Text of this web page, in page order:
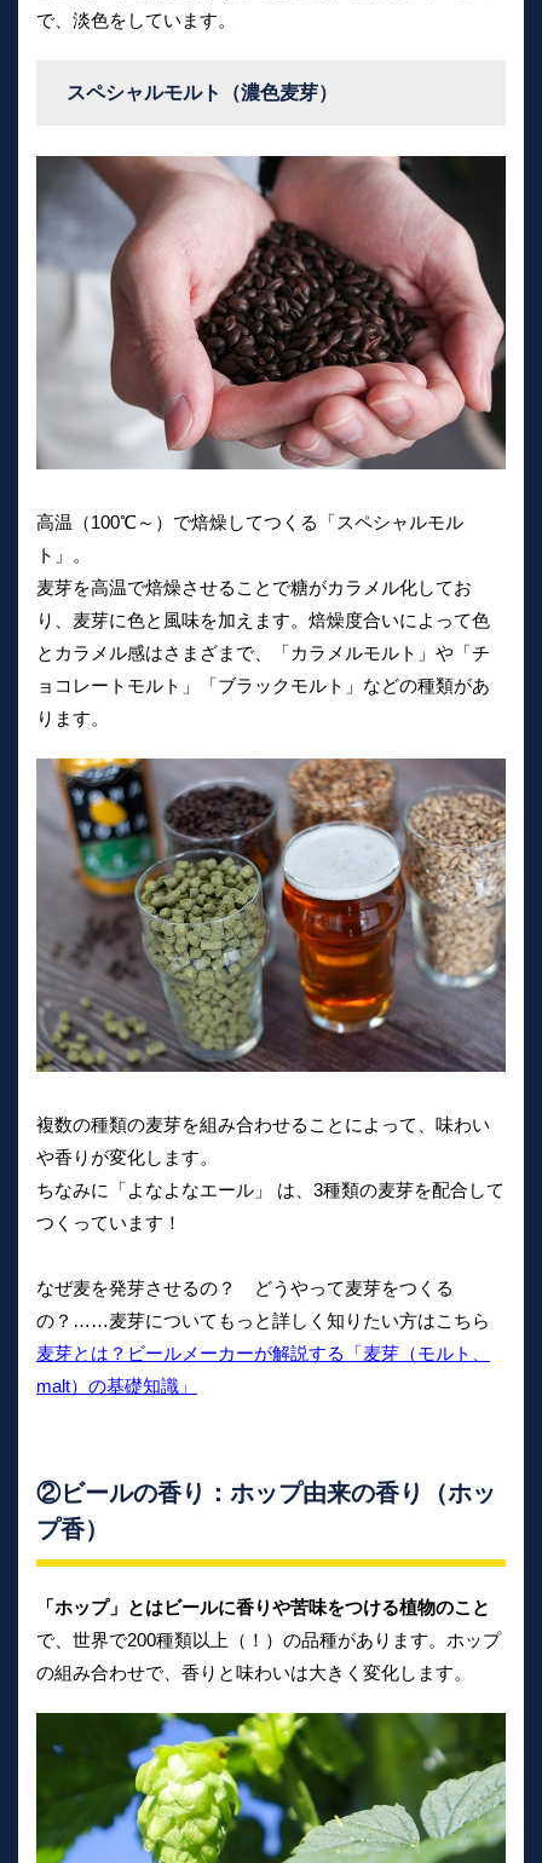
で、淡色をしています。
スペシャルモルト（濃色麦芽）
高温（100℃～）で焙燥してつくる「スペシャルモル
ト」。
麦芽を高温で焙燥させることで糖がカラメル化してお
り、麦芽に色と風味を加えます。焙燥度合いによって色
とカラメル感はさまざまで、「カラメルモルト」や「チ
ョコレートモルト」「ブラックモルト」などの種類があ
ります。
複数の種類の麦芽を組み合わせることによって、味わい
や香りが変化します。
ちなみに「よなよなエール」 は、3種類の麦芽を配合して
つくっています！
なぜ麦を発芽させるの？ どうやって麦芽をつくる
の？……麦芽についてもっと詳しく知りたい方はこちら
麦芽とは？ビールメーカーが解説する「麦芽（モルト、
malt）の基礎知識」
②ビールの香り：ホップ由来の香り（ホッ
プ香）
「ホップ」とはビールに香りや苦味をつける植物のこと
で、世界で200種類以上（！）の品種があります。ホップ
の組み合わせで、香りと味わいは大きく変化します。